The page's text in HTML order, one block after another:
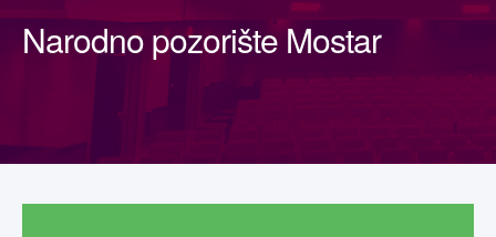
Narodno pozorište Mostar